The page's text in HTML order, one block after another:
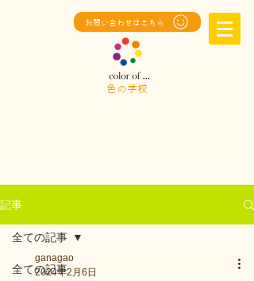
お問い合わせはこちら
色の学校
記事
全ての記事
全ての記事
ganagao
2024年2月6日